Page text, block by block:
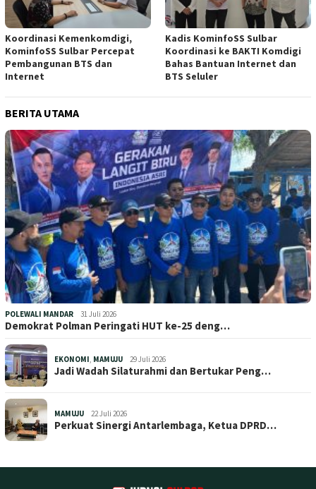
Koordinasi Kemenkomdigi,
KominfoSS Sulbar Percepat
Pembangunan BTS dan
Internet
Kadis KominfoSS Sulbar
Koordinasi ke BAKTI Komdigi
Bahas Bantuan Internet dan
BTS Seluler
BERITA UTAMA
POLEWALI MANDAR 31 Juli 2026
Demokrat Polman Peringati HUT ke-25 deng…
EKONOMI MAMUJU 29 Juli 2026
Jadi Wadah Silaturahmi dan Bertukar Peng…
MAMUJU 22 Juli 2026
Perkuat Sinergi Antarlembaga, Ketua DPRD…